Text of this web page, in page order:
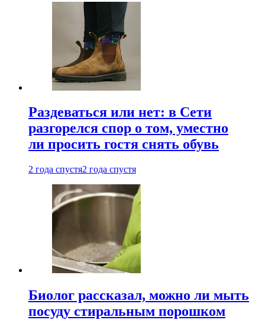
Раздеваться или нет: в Сети
разгорелся спор о том, уместно
ли просить гостя снять обувь
2 года спустя2 года спустя
Биолог рассказал, можно ли мыть
посуду стиральным порошком